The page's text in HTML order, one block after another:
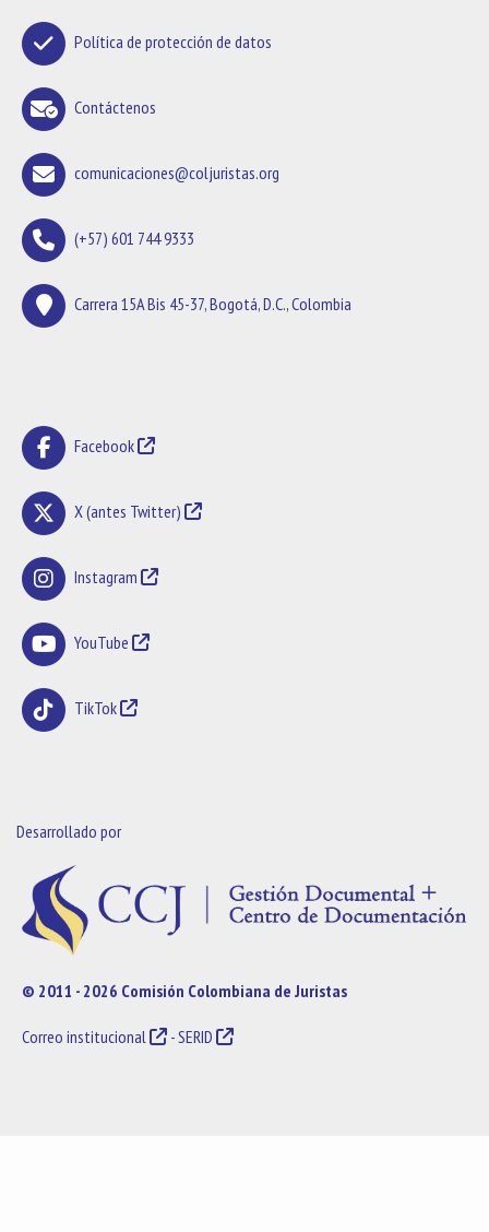
Política de protección de datos
Contáctenos
comunicaciones@coljuristas.org
(+57) 601 744 9333
Carrera 15A Bis 45-37, Bogotá, D.C., Colombia
Facebook
X (antes Twitter)
Instagram
YouTube
TikTok
Desarrollado por
© 2011 - 2026 Comisión Colombiana de Juristas
Correo institucional -SERID